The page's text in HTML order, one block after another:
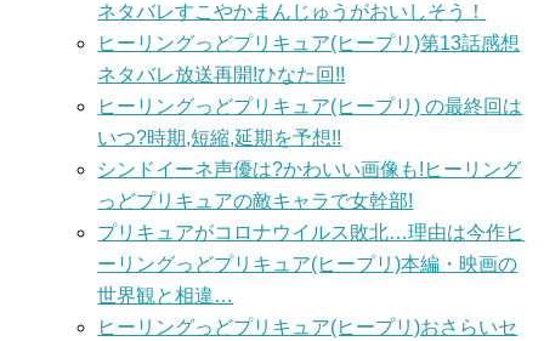
ネタバレすこやかまんじゅうがおいしそう！
ヒーリングっどプリキュア(ヒープリ)第13話感想
ネタバレ放送再開!ひなた回!!
ヒーリングっどプリキュア(ヒープリ) の最終回は
いつ?時期,短縮,延期を予想!!
シンドイーネ声優は?かわいい画像も!ヒーリング
っどプリキュアの敵キャラで女幹部!
プリキュアがコロナウイルス敗北…理由は今作ヒ
ーリングっどプリキュア(ヒープリ)本編・映画の
世界観と相違…
ヒーリングっどプリキュア(ヒープリ)おさらいセ